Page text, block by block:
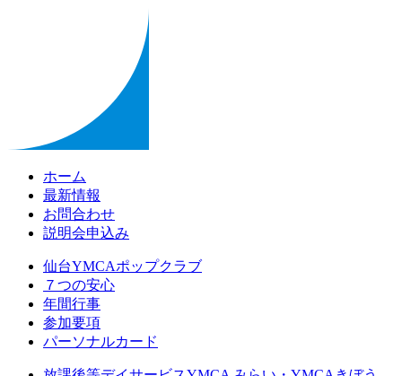
ホーム
最新情報
お問合わせ
説明会申込み
仙台YMCAポップクラブ
７つの安心
年間行事
参加要項
パーソナルカード